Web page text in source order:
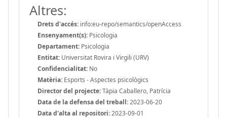
Altres:
Drets d'accés: info:eu-repo/semantics/openAccess
Ensenyament(s): Psicologia
Departament: Psicologia
Entitat: Universitat Rovira i Virgili (URV)
Confidencialitat: No
Matèria: Esports - Aspectes psicològics
Director del projecte:Tàpia Caballero, Patrícia
Data de la defensa del treball:2023-06-20
Data d'alta al repositori:2023-09-01